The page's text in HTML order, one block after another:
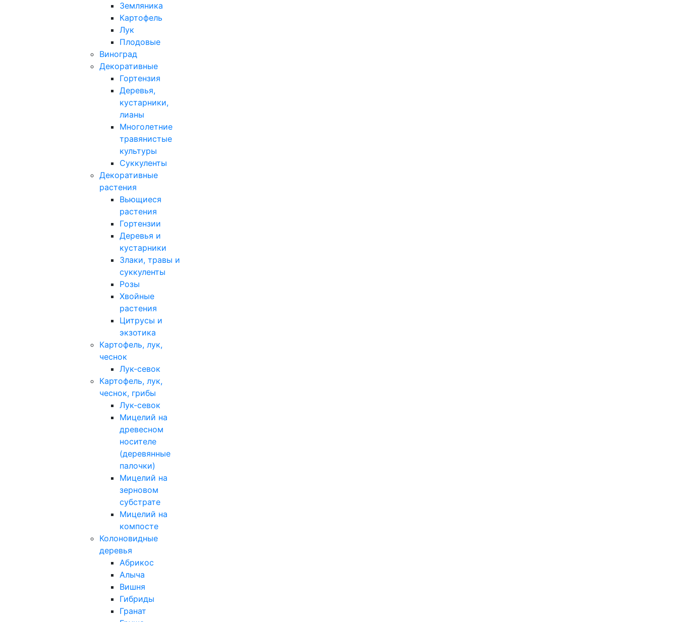
Земляника
Картофель
Лук
Плодовые
Виноград
Декоративные
Гортензия
Деревья,
кустарники,
лианы
Многолетние
травянистые
культуры
Суккуленты
Декоративные
растения
Вьющиеся
растения
Гортензии
Деревья и
кустарники
Злаки, травы и
суккуленты
Розы
Хвойные
растения
Цитрусы и
экзотика
Картофель, лук,
чеснок
Лук-севок
Картофель, лук,
чеснок, грибы
Лук-севок
Мицелий на
древесном
носителе
(деревянные
палочки)
Мицелий на
зерновом
субстрате
Мицелий на
компосте
Колоновидные
деревья
Абрикос
Алыча
Вишня
Гибриды
Гранат